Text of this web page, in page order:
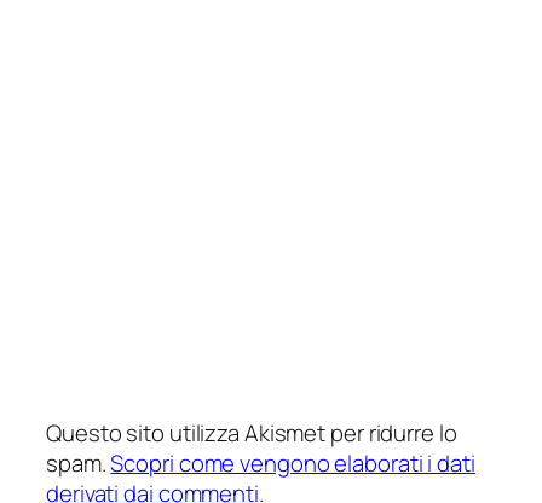
Questo sito utilizza Akismet per ridurre lo
spam.Scopri come vengono elaborati i dati
derivati dai commenti.